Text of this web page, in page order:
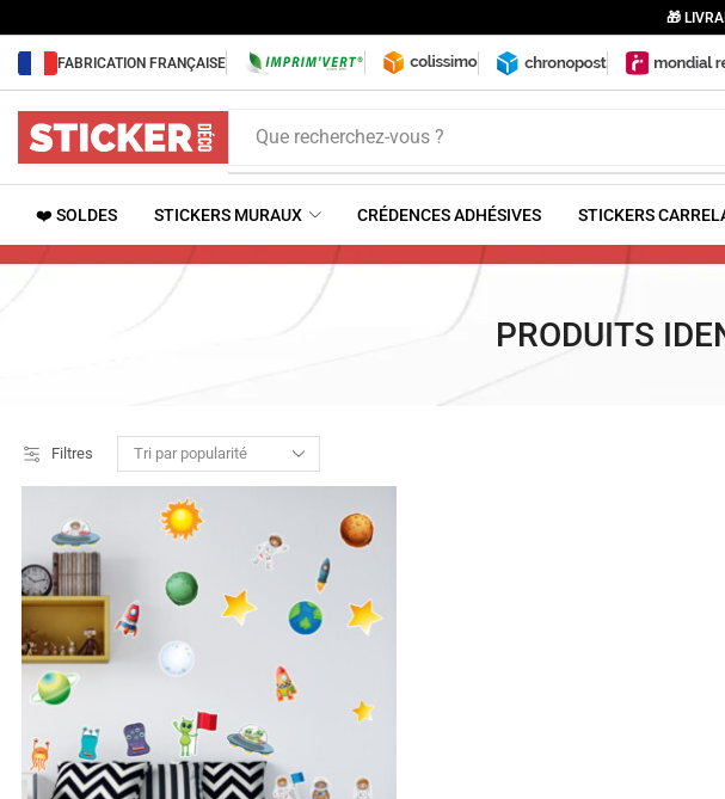
🎁
FABRICATION FRANÇAISE
Que recherchez-vous ?
❤️ SOLDES STICKERS MURAUX CRÉDENCES ADHÉSIVES STICKERS
PRODUITS
Filtres